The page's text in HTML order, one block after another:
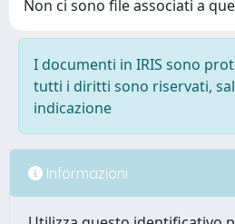
Non ci sono file associati a
I documenti in IRIS sono
tutti i diritti sono riservati,
indicazione
Informazioni